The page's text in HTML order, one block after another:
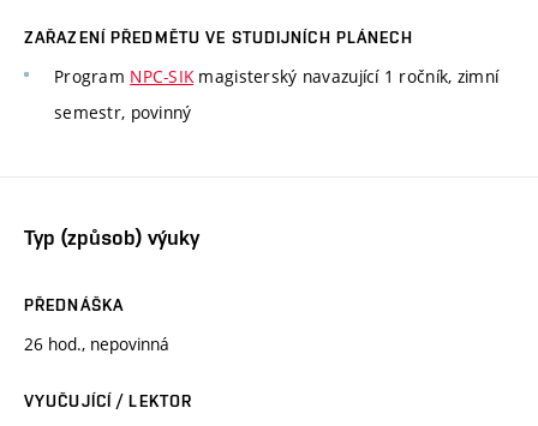
ZAŘAZENÍ PŘEDMĚTU VE STUDIJNÍCH PLÁNECH
Program NPC-SIKmagisterský navazující 1 ročník, zimní
semestr, povinný
Typ (způsob) výuky
PŘEDNÁŠKA
26 hod., nepovinná
VYUČUJÍCÍ / LEKTOR